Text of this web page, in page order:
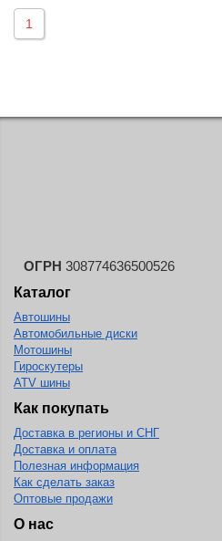
Chaoyang
Comforser
Constancy
Copartner
Cordiant
Crossleader
Crosswind
CST
Cultor
Deestone
Deli
Delinte
Delmax
1
ОГРН 308774636500526
Каталог
Автошины
Автомобильные диски
Мотошины
Гироскутеры
ATV шины
Как покупать
Доставка в регионы и СНГ
Доставка и оплата
Полезная информация
Как сделать заказ
Оптовые продажи
О нас